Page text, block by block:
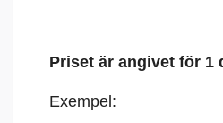
Priset är angivet för 1
Exempel: